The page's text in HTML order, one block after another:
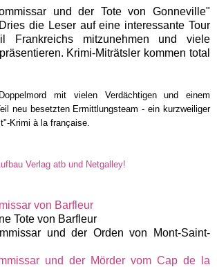
und der Tote von Gonneville"
die Leser auf eine interessante Tour
Frankreichs mitzunehmen und viele
Krimi-Miträtsler kommen total
mit vielen Verdächtigen und einem
neu besetzten Ermittlungsteam - ein kurzweiliger
Krimi à la française.
Verlag atb und Netgalley!
von Barfleur
Tote von Barfleur
und der Orden von Mont-Saint-
und der Mörder vom Cap de la